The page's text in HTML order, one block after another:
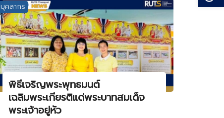
บุคลากร
พิธีเจริญพระพุทธมนต์
เฉลิมพระเกียรติแด่พระบาทสมเด็จ
พระเจ้าอยู่หัว